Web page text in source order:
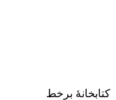
کتابخانۀ برخط